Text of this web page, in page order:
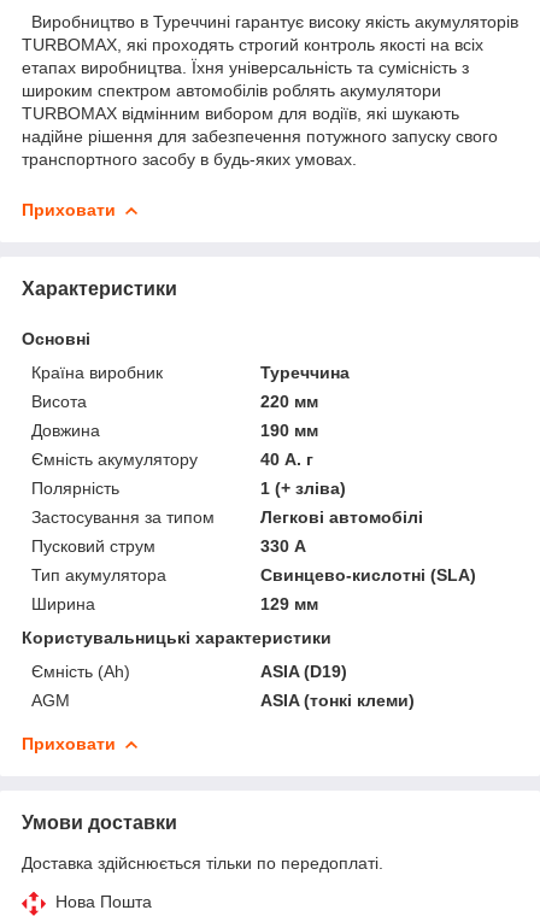
Виробництво в Туреччині гарантує високу якість акумуляторів
TURBOMAX, які проходять строгий контроль якості на всіх
етапах виробництва. Їхня універсальність та сумісність з
широким спектром автомобілів роблять акумулятори
TURBOMAX відмінним вибором для водіїв, які шукають
надійне рішення для забезпечення потужного запуску свого
транспортного засобу в будь-яких умовах.
Приховати
Характеристики
Основні
Країна виробник
Туреччина
Висота
220 мм
Довжина
190 мм
Ємність акумулятору
40 А. г
Полярність
1 (+ зліва)
Застосування за типом
Легкові автомобілі
Пусковий струм
330 А
Тип акумулятора
Свинцево-кислотні (SLA)
Ширина
129 мм
Користувальницькі характеристики
Ємність (Ah)
ASIA (D19)
AGM
ASIA (тонкі клеми)
Приховати
Умови доставки
Доставка здійснюється тільки по передоплаті.
Нова Пошта